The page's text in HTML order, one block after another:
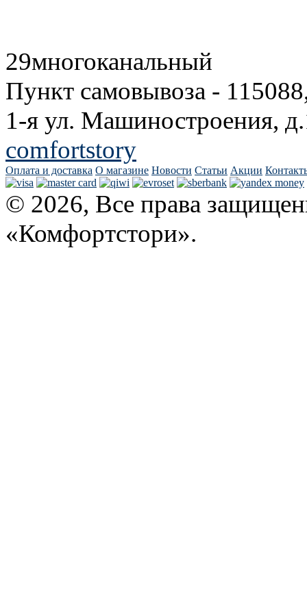
29многоканальный
Пункт самовывоза -
1-я ул. Машиностроения,
comfortstory
Оплата и доставка О магазине Новости Статьи Акции
© 2026, Все права
«Комфортстори».